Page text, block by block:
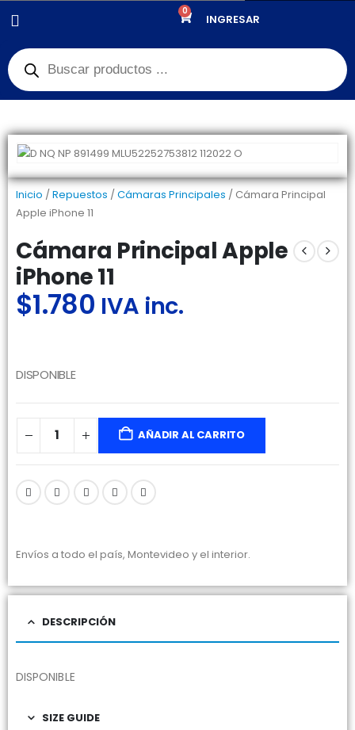
0
INGRESAR
CÁMARAS PRINCIPALES
Inicio /Repuestos /Cámaras Principales / Cámara Principal
Apple iPhone 11
Cámara Principal Apple
iPhone 11
$1.780 IVA inc.
DISPONIBLE
AÑADIR AL CARRITO
Envíos a todo el país, Montevideo y el interior.
DESCRIPCIÓN
DISPONIBLE
SIZE GUIDE